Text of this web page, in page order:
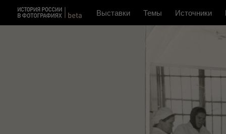
Выставки Темы Источники